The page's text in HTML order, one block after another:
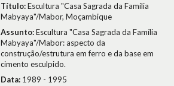
Título:Escultura "Casa Sagrada da Família
Mabyaya"/Mabor, Moçambique
Assunto:Escultura "Casa Sagrada da Família
Mabyaya"/Mabor: aspecto da
construção/estrutura em ferro e da base em
cimento esculpido.
Data: 1989 - 1995